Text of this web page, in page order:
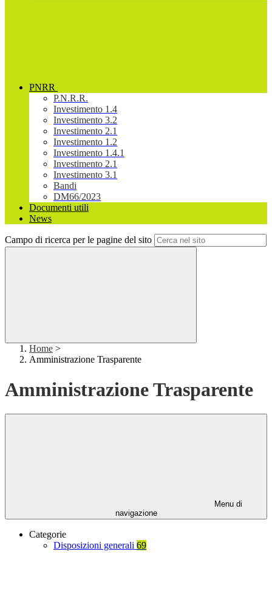
PNRR
P.N.R.R.
Investimento 1.4
Investimento 3.2
Investimento 2.1
Investimento 1.2
Investimento 1.4.1
Investimento 2.1
Investimento 3.1
Bandi
DM66/2023
Documenti utili
News
Campo di ricerca per le pagine del sito
Home >
Amministrazione Trasparente
Amministrazione Trasparente
Menu di
navigazione
Categorie
Disposizioni generali 69